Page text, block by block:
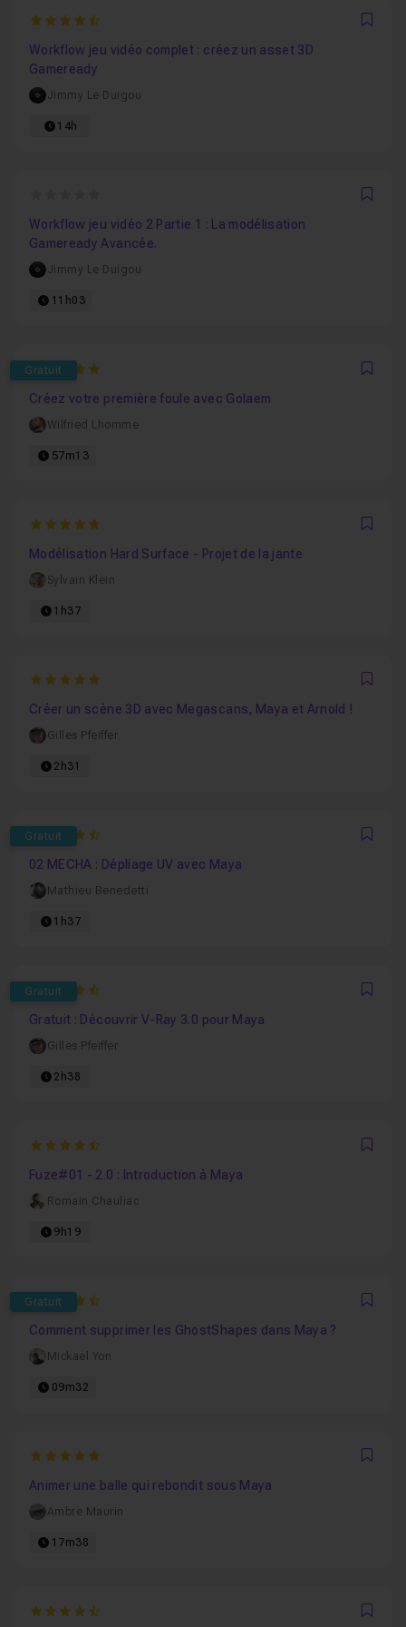
4.8333333333333
Workflow jeu vidéo complet : créez un asset 3D
Gameready
Jimmy Le Duigou
14h
Workflow jeu vidéo 2 Partie 1 : La modélisation
Gameready Avancée.
Jimmy Le Duigou
11h03
Gratuit
5
Créez votre première foule avec Golaem
Wilfried Lhomme
57m13
5
Modélisation Hard Surface - Projet de la jante
Sylvain Klein
1h37
5
Créer un scène 3D avec Megascans, Maya et Arnold !
Gilles Pfeiffer
2h31
Gratuit
4.8
02 MECHA : Dépliage UV avec Maya
Mathieu Benedetti
1h37
Gratuit
4.875
Gratuit : Découvrir V-Ray 3.0 pour Maya
Gilles Pfeiffer
2h38
4.8846153846154
Fuze#01 - 2.0 : Introduction à Maya
Romain Chauliac
9h19
Gratuit
4.6666666666667
Comment supprimer les GhostShapes dans Maya ?
Mickael Yon
09m32
5
Animer une balle qui rebondit sous Maya
Ambre Maurin
17m38
4.8333333333333